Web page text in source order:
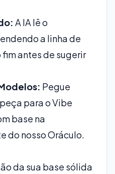
A IA lê o
a linha de
antes de sugerir
Pegue
para o Vibe
base na
do nosso Oráculo.
da sua base sólida